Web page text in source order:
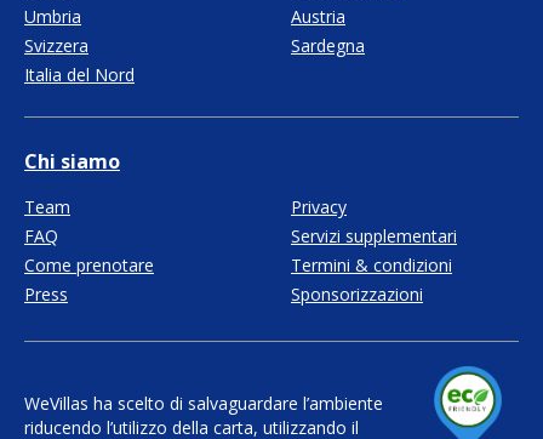
Chi siamo
Team
Privacy
FAQ
Servizi supplementari
Come prenotare
Termini & condizioni
Press
Sponsorizzazioni
Umbria
Austria
Svizzera
Sardegna
Italia del Nord
WeVillas ha scelto di salvaguardare l’ambiente
riducendo l’utilizzo della carta, utilizzando il